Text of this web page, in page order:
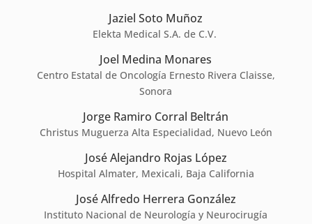
Jaziel Soto Muñoz
Elekta Medical S.A. de C.V.
Joel Medina Monares
Centro Estatal de Oncología Ernesto Rivera Claisse,
Sonora
Jorge Ramiro Corral Beltrán
Christus Muguerza Alta Especialidad, Nuevo León
José Alejandro Rojas López
Hospital Almater, Mexicali, Baja California
José Alfredo Herrera González
Instituto Nacional de Neurología y Neurocirugía